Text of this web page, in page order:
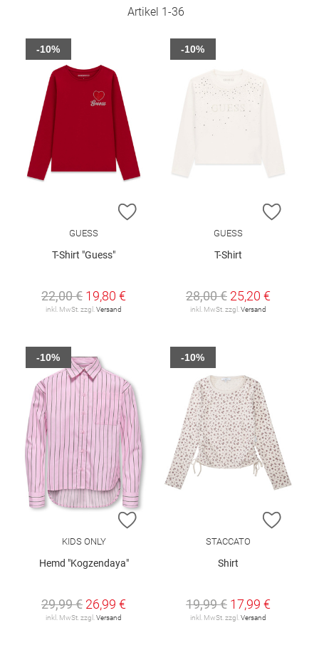
Artikel 1-36
ZUR WUNSCHLISTE HINZUFÜGEN
GUESS
T-Shirt "Guess"
22,00 € 19,80 €
inkl. MwSt. zzgl. Versand
-10%
ZUR
GUESS
T-Shirt
28,00 € 25,20 €
inkl. MwSt. zzgl. Versand
-10%
ZUR WUNSCHLISTE HINZUFÜGEN
KIDS ONLY
Hemd "Kogzendaya"
29,99 € 26,99 €
inkl. MwSt. zzgl. Versand
-10%
ZUR
STACCATO
Shirt
19,99 € 17,99 €
inkl. MwSt. zzgl. Versand
-10%